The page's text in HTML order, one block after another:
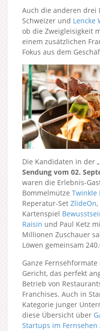
Auch die anderen drei
Schweizer und Lencke
ob die Zweigleisigkeit
einem zusätzlichen
Fokus aus dem
Die Kandidaten in der
Sendung vom 02.
waren die Erlebnis-
Bommelmütze Twinkle
Reperatur-Set ZlideOn,
Kartenspiel
Raisin und Paul Ketz
Millionen Zuschauer
Löwen gemeinsam
Ganze
Gericht, das perfekt
Betrieb von
Franchises. Auch in
Kategorie junger
diese Übersicht über
Startups im Fernsehen